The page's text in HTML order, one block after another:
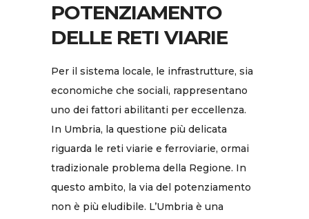
POTENZIAMENTO
DELLE RETI VIARIE
Per il sistema locale, le infrastrutture, sia
economiche che sociali, rappresentano
uno dei fattori abilitanti per eccellenza.
In Umbria, la questione più delicata
riguarda le reti viarie e ferroviarie, ormai
tradizionale problema della Regione. In
questo ambito, la via del potenziamento
non è più eludibile. L’Umbria è una